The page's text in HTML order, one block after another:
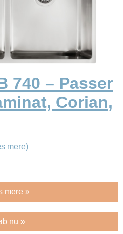
740 – Passer
Corian,
mere)
mere »
nu »